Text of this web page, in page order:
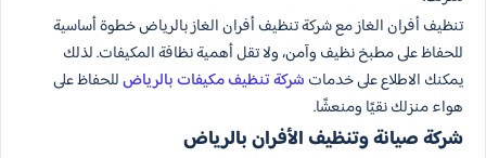
تنظيف أفران الغاز مع شركة تنظيف أفران الغاز بالرياض خطوة أساسية
للحفاظ على مطبخ نظيف وآمن، ولا تقل أهمية نظافة المكيفات. لذلك
يمكنك الاطلاع على خدمات شركة تنظيف مكيفات بالرياضللحفاظ على
هواء منزلك نقيًا ومنعشًا.
شركة صيانة وتنظيف الأفران بالرياض